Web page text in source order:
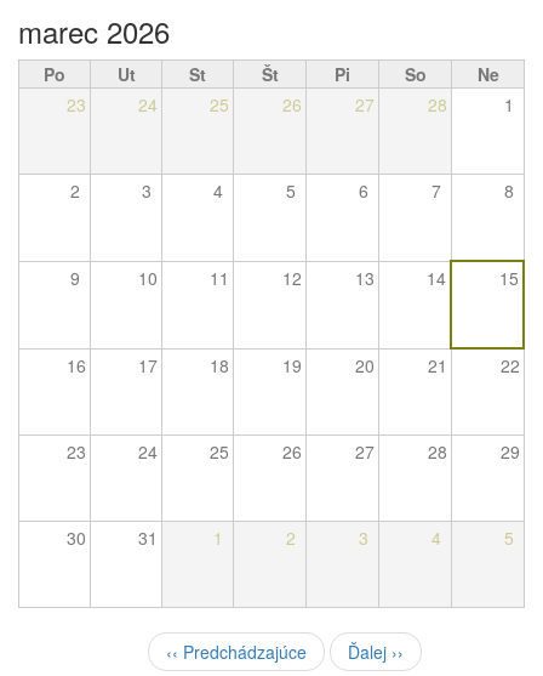
marec 2026
Po Ut St Št Pi So
Ne
23
24 25 26 27 28 1
2 3 4 5 6 7 8
9 10 11 12 13 14 15
16 17 18 19 20 21 22
23 24 25 26 27 28 29
30 31 1 2 3 4 5
‹‹ Predchádzajúce Ďalej ››